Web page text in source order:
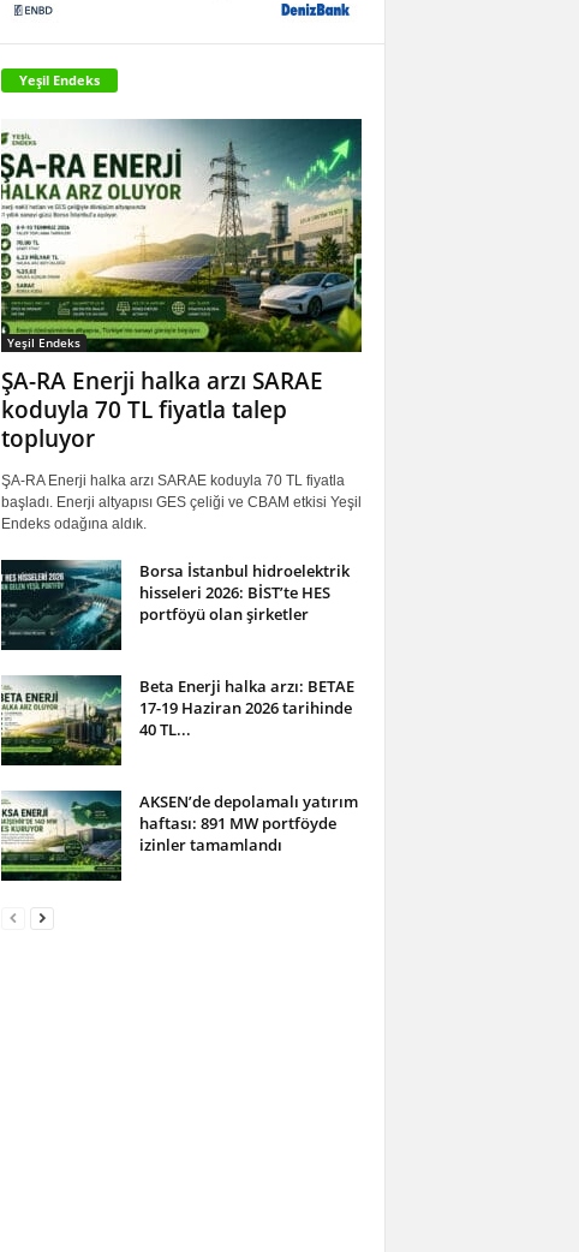
Yeşil Endeks
Yeşil Endeks
ŞA-RA Enerji halka arzı SARAE
koduyla 70 TL fiyatla talep
topluyor
ŞA-RA Enerji halka arzı SARAE koduyla 70 TL fiyatla
başladı. Enerji altyapısı GES çeliği ve CBAM etkisi Yeşil
Endeks odağına aldık.
Borsa İstanbul hidroelektrik
hisseleri 2026: BİST’te HES
portföyü olan şirketler
Beta Enerji halka arzı: BETAE
17-19 Haziran 2026 tarihinde
40 TL...
AKSEN’de depolamalı yatırım
haftası: 891 MW portföyde
izinler tamamlandı